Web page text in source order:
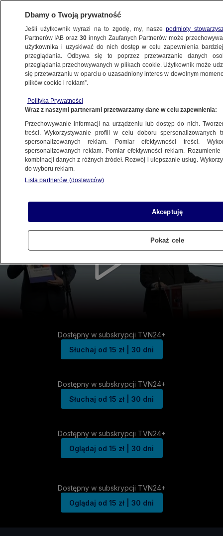
Dostępny w subskrypcji TVN24+
Słuchaj od 15 zł | 30 dni
Dostępny w subskrypcji TVN24+
Słuchaj od 15 zł | 30 dni
Dostępny w subskrypcji TVN24+
Oglądaj od 15 zł | 30 dni
Dostępny w subskrypcji TVN24+
Oglądaj od 15 zł | 30 dni
Dbamy o Twoją prywatność
Jeśli użytkownik wyrazi na to zgodę, my, naszepodmioty
Partnerów IAB oraz30 innych Zaufanych Partnerów może
użytkownika i uzyskiwać do nich dostęp w celu zapewnienia
przeglądania. Odbywa się to poprzez przetwarzanie danych
przeglądania przechowywanych w plikach cookie. Użytkownik może
się przetwarzaniu w oparciu o uzasadniony interes w dowolnym
plików cookie i reklam”.
Polityka Prywatności
Wraz z naszymi partnerami przetwarzamy dane w celu zapewnienia:
Przechowywanie informacji na urządzeniu lub dostęp do nich.
treści. Wykorzystywanie profili w celu doboru spersonalizowanych
spersonalizowanych reklam. Pomiar efektywności treści.
spersonalizowanych reklam. Pomiar efektywności reklam.
kombinacji danych z różnych źródeł. Rozwój i ulepszanie usług.
do wyboru reklam.
Lista partnerów (dostawców)
Akceptuję
Pokaż cele